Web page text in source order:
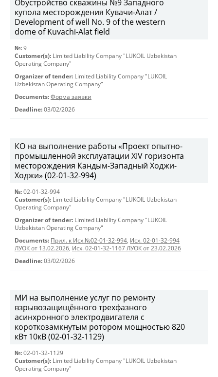
Обустройство скважины №9 Западного
купола месторождения Кувачи-Алат /
Development of well No. 9 of the western
dome of Kuvachi-Alat field
№: 9
Customer(s): Limited Liability Company "LUKOIL Uzbekistan
Operating Company"
Organizer of tender: Limited Liability Company "LUKOIL
Uzbekistan Operating Company"
Documents: Форма заявки
Deadline: 03/02/2026
КО на выполнение работы «Проект опытно-
промышленной эксплуатации XIV горизонта
месторождения Кандым-Западный Ходжи-
Ходжи» (02-01-32-994)
№: 02-01-32-994
Customer(s): Limited Liability Company "LUKOIL Uzbekistan
Operating Company"
Organizer of tender: Limited Liability Company "LUKOIL
Uzbekistan Operating Company"
Documents: Прил. к Исх.№02-01-32-994, Исх. 02-01-32-994
ЛУОК от 13.02.2026, Исх. 02-01-32-1167 ЛУОК от 23.02.2026
Deadline: 03/02/2026
МИ на выполнение услуг по ремонту
взрывозащищённого трехфазного
асинхронного электродвигателя с
короткозамкнутым ротором мощностью 820
кВт 10кВ (02-01-32-1129)
№: 02-01-32-1129
Customer(s): Limited Liability Company "LUKOIL Uzbekistan
Operating Company"